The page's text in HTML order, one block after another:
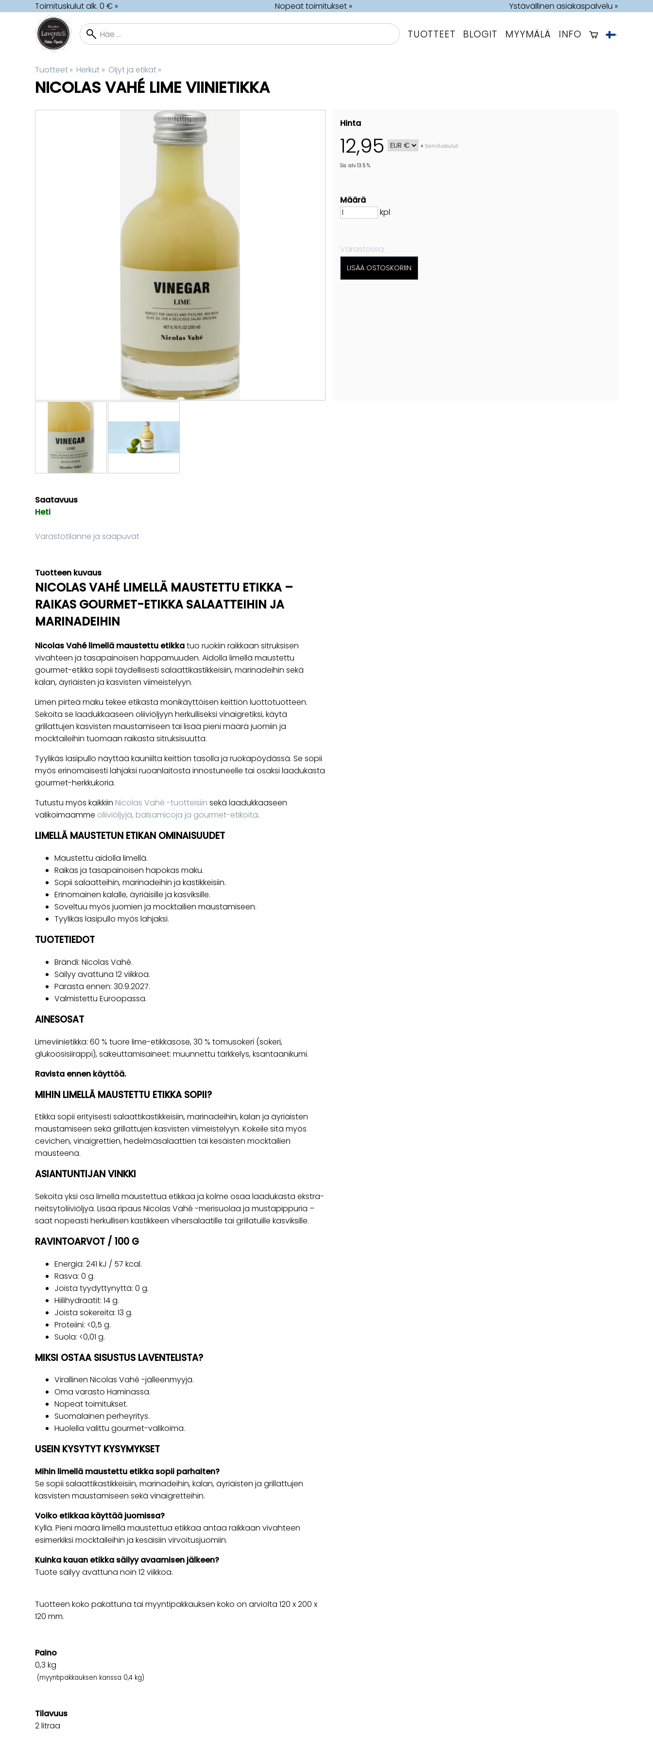
Toimituskulut alk. 0 € » Nopeat toimitukset » Ystävällinen asiakaspalvelu »
TUOTTEET BLOGIT MYYMÄLÄ INFO
Tuotteet‪» Herkut ‪» Öljyt ja etikat‪»
NICOLAS VAHÉ LIME VIINIETIKKA
Hinta
12,95 +toimituskulut
Sis. alv 13.5 %
Määrä
kpl
Varastossa
Saatavuus
Heti
Varastotilanne ja saapuvat
Tuotteen kuvaus
NICOLAS VAHÉ LIMELLÄ MAUSTETTU ETIKKA –
RAIKAS GOURMET-ETIKKA SALAATTEIHIN JA
MARINADEIHIN
Nicolas Vahé limellä maustettu etikkatuo ruokiin raikkaan sitruksisen
vivahteen ja tasapainoisen happamuuden. Aidolla limellä maustettu
gourmet-etikka sopii täydellisesti salaattikastikkeisiin, marinadeihin sekä
kalan, äyriäisten ja kasvisten viimeistelyyn.
Limen pirteä maku tekee etikasta monikäyttöisen keittiön luottotuotteen.
Sekoita se laadukkaaseen oliiviöljyyn herkulliseksi vinaigretiksi, käytä
grillattujen kasvisten maustamiseen tai lisää pieni määrä juomiin ja
mocktaileihin tuomaan raikasta sitruksisuutta.
Tyylikäs lasipullo näyttää kauniilta keittiön tasolla ja ruokapöydässä. Se sopii
myös erinomaisesti lahjaksi ruoanlaitosta innostuneelle tai osaksi laadukasta
gourmet-herkkukoria.
Tutustu myös kaikkiin Nicolas Vahé -tuotteisiin sekä laadukkaaseen
valikoimaamme oliiviöljyjä, balsamicoja ja gourmet-etikoita.
LIMELLÄ MAUSTETUN ETIKAN OMINAISUUDET
Maustettu aidolla limellä.
Raikas ja tasapainoisen hapokas maku.
Sopii salaatteihin, marinadeihin ja kastikkeisiin.
Erinomainen kalalle, äyriäisille ja kasviksille.
Soveltuu myös juomien ja mocktailien maustamiseen.
Tyylikäs lasipullo myös lahjaksi.
TUOTETIEDOT
Brändi: Nicolas Vahé.
Säilyy avattuna 12 viikkoa.
Parasta ennen: 30.9.2027.
Valmistettu Euroopassa.
AINESOSAT
Limeviinietikka: 60 % tuore lime-etikkasose, 30 % tomusokeri (sokeri,
glukoosisiirappi), sakeuttamisaineet: muunnettu tärkkelys, ksantaanikumi.
Ravista ennen käyttöä.
MIHIN LIMELLÄ MAUSTETTU ETIKKA SOPII?
Etikka sopii erityisesti salaattikastikkeisiin, marinadeihin, kalan ja äyriäisten
maustamiseen sekä grillattujen kasvisten viimeistelyyn. Kokeile sitä myös
cevichen, vinaigrettien, hedelmäsalaattien tai kesäisten mocktailien
mausteena.
ASIANTUNTIJAN VINKKI
Sekoita yksi osa limellä maustettua etikkaa ja kolme osaa laadukasta ekstra-
neitsytoliiviöljyä. Lisää ripaus Nicolas Vahé -merisuolaa ja mustapippuria –
saat nopeasti herkullisen kastikkeen vihersalaatille tai grillatuille kasviksille.
RAVINTOARVOT / 100 G
Energia: 241 kJ / 57 kcal.
Rasva: 0 g.
Joista tyydyttynyttä: 0 g.
Hiilihydraatit: 14 g.
Joista sokereita: 13 g.
Proteiini: <0,5 g.
Suola: <0,01 g.
MIKSI OSTAA SISUSTUS LAVENTELISTA?
Virallinen Nicolas Vahé -jälleenmyyjä.
Oma varasto Haminassa.
Nopeat toimitukset.
Suomalainen perheyritys.
Huolella valittu gourmet-valikoima.
USEIN KYSYTYT KYSYMYKSET
Mihin limellä maustettu etikka sopii parhaiten?
Se sopii salaattikastikkeisiin, marinadeihin, kalan, äyriäisten ja grillattujen
kasvisten maustamiseen sekä vinaigretteihin.
Voiko etikkaa käyttää juomissa?
Kyllä. Pieni määrä limellä maustettua etikkaa antaa raikkaan vivahteen
esimerkiksi mocktaileihin ja kesäisiin virvoitusjuomiin.
Kuinka kauan etikka säilyy avaamisen jälkeen?
Tuote säilyy avattuna noin 12 viikkoa.
Tuotteen koko pakattuna tai myyntipakkauksen koko on arviolta 120 x 200 x
120 mm.
Paino
0,3 kg
(myyntipakkauksen kanssa 0,4 kg)
Tilavuus
2 litraa